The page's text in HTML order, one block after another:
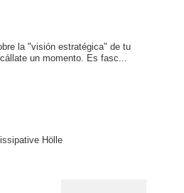
la "visión estratégica" de tu
un momento. Es fasc...
Hölle